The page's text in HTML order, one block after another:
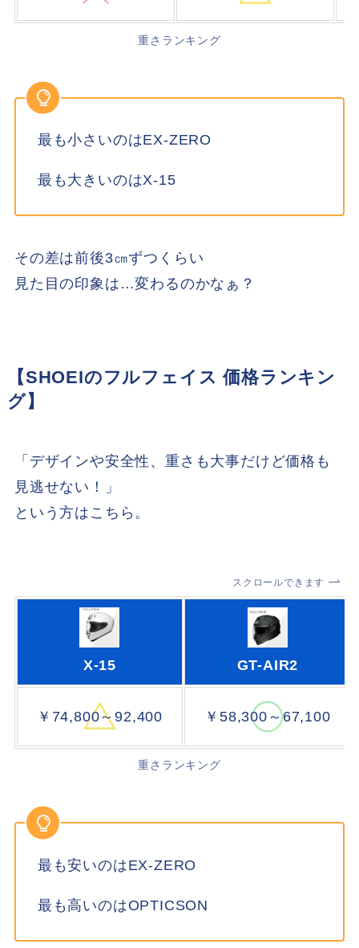
重さランキング
最も小さいのはEX-ZERO
最も大きいのはX-15
その差は前後3㎝ずつくらい
見た目の印象は…変わるのかなぁ？
【SHOEIのフルフェイス 価格ランキン
グ】
「デザインや安全性、重さも大事だけど価格も
見逃せない！」
という方はこちら。
スクロールできます
X-15 GT-AIR2
￥74,800～92,400 ￥58,300～67,100
重さランキング
最も安いのはEX-ZERO
最も高いのはOPTICSON